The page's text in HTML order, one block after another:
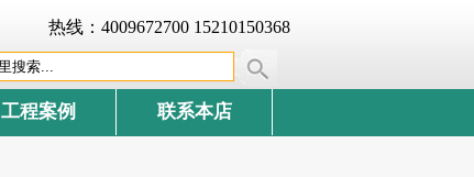
热线：4009672700 15210150368
工程案例 联系本店